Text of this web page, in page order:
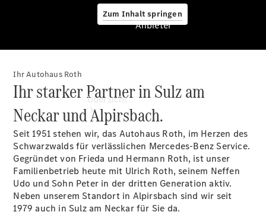
Zum Inhalt springen
Übersicht
Startseite
Ansprechpartner
Anbieter
Ihr Autohaus Roth
Ihr starker Partner in Sulz am
Neckar und Alpirsbach.
Seit 1951 stehen wir, das Autohaus Roth, im Herzen des
Schwarzwalds für verlässlichen Mercedes-Benz Service.
Gegründet von Frieda und Hermann Roth, ist unser
Familienbetrieb heute mit Ulrich Roth, seinem Neffen
Udo und Sohn Peter in der dritten Generation aktiv.
Neben unserem Standort in Alpirsbach sind wir seit
1979 auch in Sulz am Neckar für Sie da.